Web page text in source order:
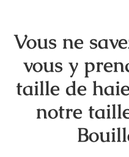
Vous ne
vous y
taille de
notre